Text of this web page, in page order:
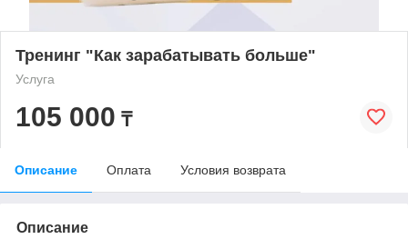
Тренинг "Как зарабатывать больше"
Услуга
105 000 ₸
Описание Оплата Условия возврата
Описание